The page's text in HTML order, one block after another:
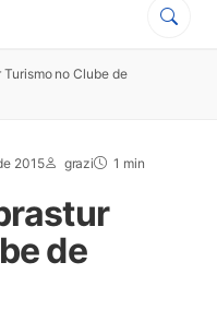
no Clube de
2015 grazi 1 min
de